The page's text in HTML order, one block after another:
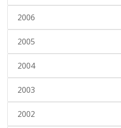
2006
2005
2004
2003
2002